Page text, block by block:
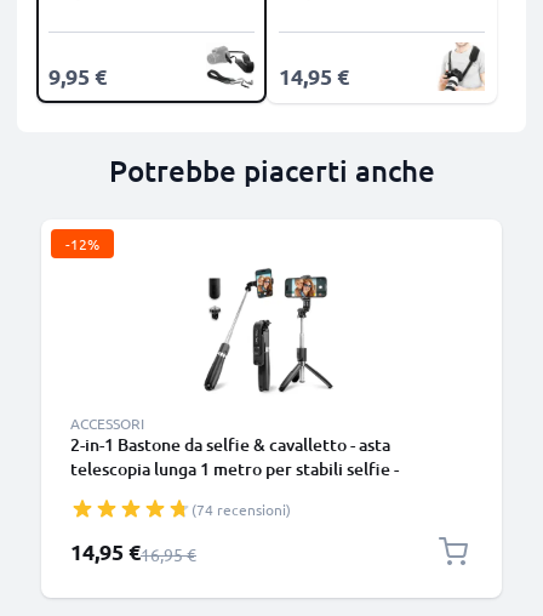
9,95 € 14,95 €
Potrebbe piacerti anche
-12%
ACCESSORI
2-in-1 Bastone da selfie & cavalletto - asta
telescopia lunga 1 metro per stabili selfie -
per cellulari smartphone e fotocamere -
Compatibile con iPhone Gopro telefoni Android -
Colore nero
(74 recensioni)
Prezzo speciale
14,95 €Prezzo normale
16,95 €